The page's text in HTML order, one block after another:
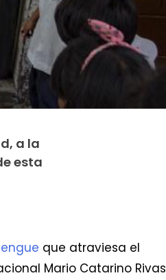
a la
esta
que atraviesa el
Mario Catarino Rivas